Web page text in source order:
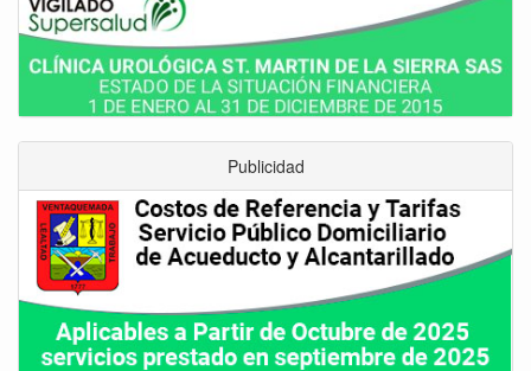
Publicidad